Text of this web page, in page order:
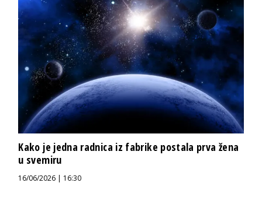
Kako je jedna radnica iz fabrike postala prva žena
u svemiru
16/06/2026 | 16:30